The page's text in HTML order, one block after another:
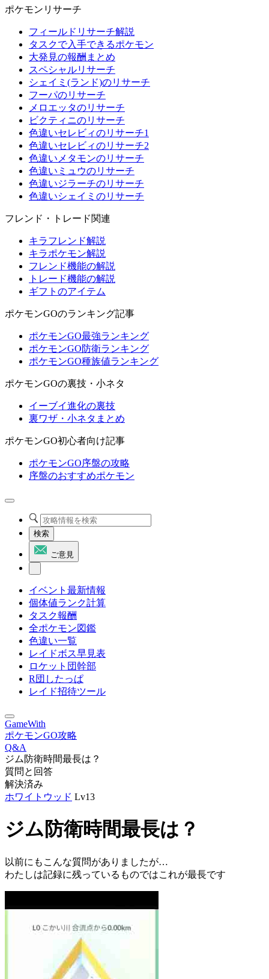
ポケモンリサーチ
フィールドリサーチ解説
タスクで入手できるポケモン
大発見の報酬まとめ
スペシャルリサーチ
シェイミ(ランド)のリサーチ
フーパのリサーチ
メロエッタのリサーチ
ビクティニのリサーチ
色違いセレビィのリサーチ1
色違いセレビィのリサーチ2
色違いメタモンのリサーチ
色違いミュウのリサーチ
色違いジラーチのリサーチ
色違いシェイミのリサーチ
フレンド・トレード関連
キラフレンド解説
キラポケモン解説
フレンド機能の解説
トレード機能の解説
ギフトのアイテム
ポケモンGOのランキング記事
ポケモンGO最強ランキング
ポケモンGO防衛ランキング
ポケモンGO種族値ランキング
ポケモンGOの裏技・小ネタ
イーブイ進化の裏技
裏ワザ・小ネタまとめ
ポケモンGO初心者向け記事
ポケモンGO序盤の攻略
序盤のおすすめポケモン
検索
ご意見
イベント最新情報
個体値ランク計算
タスク報酬
全ポケモン図鑑
色違い一覧
レイドボス早見表
ロケット団幹部
R団したっぱ
レイド招待ツール
GameWith
ポケモンGO攻略
Q&A
ジム防衛時間最長は？
質問と回答
解決済み
ホワイトウッド Lv13
ジム防衛時間最長は？
以前にもこんな質問がありましたが…
わたしは記録に残っているものではこれが最長です